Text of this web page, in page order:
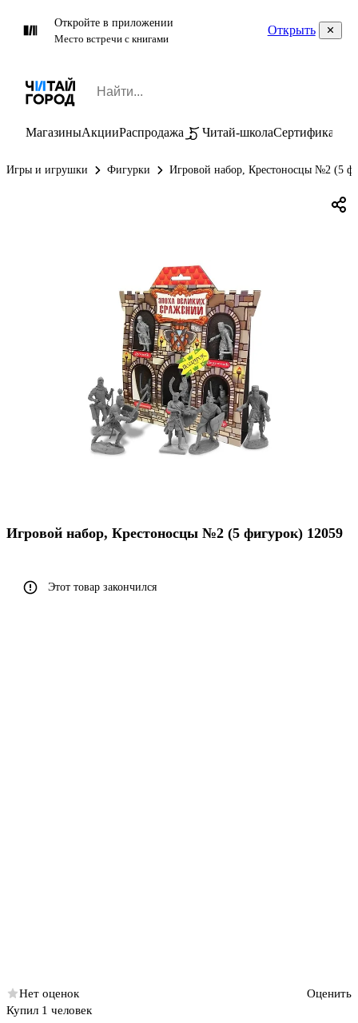
Откройте в приложении
Место встречи с книгами
Открыть
МагазиныАкцииРаспродажа Читай-школаСертификаты
Игры и игрушки Фигурки Игровой набор, Крестоносцы №2 (5
Игровой набор, Крестоносцы №2 (5 фигурок) 12059
Этот товар закончился
Нет оценок
Оценить
Купил 1 человек